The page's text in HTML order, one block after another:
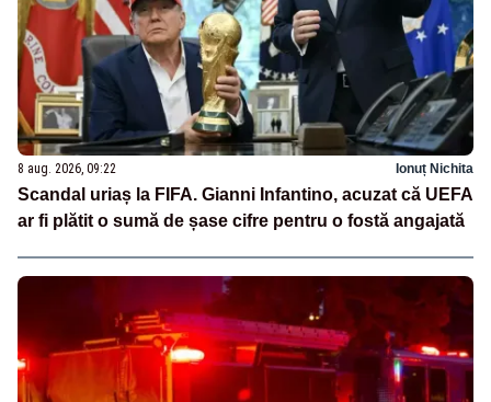
8 aug. 2026, 09:22 Ionuț Nichita
Scandal uriaș la FIFA. Gianni Infantino, acuzat că UEFA
ar fi plătit o sumă de șase cifre pentru o fostă angajată